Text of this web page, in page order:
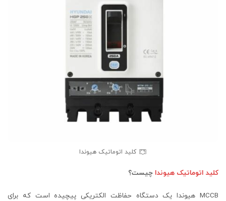
کلید اتوماتیک هیوندا
کلید اتوماتیک هیوندا چیست؟
MCCB هیوندا یک دستگاه حفاظت الکتریکی پیچیده است که برای